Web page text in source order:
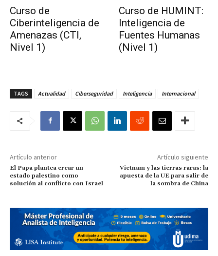
Curso de
Ciberinteligencia de
Amenazas (CTI,
Nivel 1)
Curso de HUMINT:
Inteligencia de
Fuentes Humanas
(Nivel 1)
TAGS Actualidad Ciberseguridad Inteligencia Internacional
Artículo anterior
El Papa plantea crear un
estado palestino como
solución al conflicto con Israel
Artículo siguiente
Vietnam y las tierras raras: la
apuesta de la UE para salir de
la sombra de China